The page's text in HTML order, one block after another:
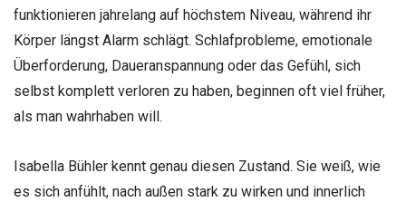
funktionieren jahrelang auf höchstem Niveau, während ihr
Körper längst Alarm schlägt. Schlafprobleme, emotionale
Überforderung, Daueranspannung oder das Gefühl, sich
selbst komplett verloren zu haben, beginnen oft viel früher,
als man wahrhaben will.
Isabella Bühler kennt genau diesen Zustand. Sie weiß, wie
es sich anfühlt, nach außen stark zu wirken und innerlich